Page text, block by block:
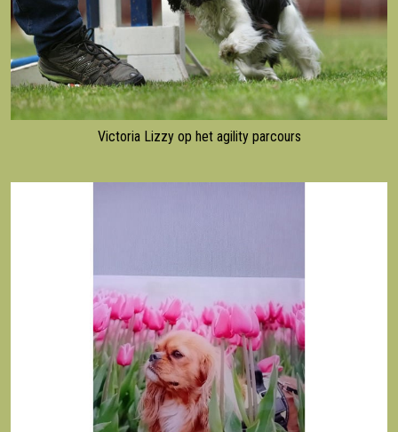
Victoria Lizzy op het agility parcours